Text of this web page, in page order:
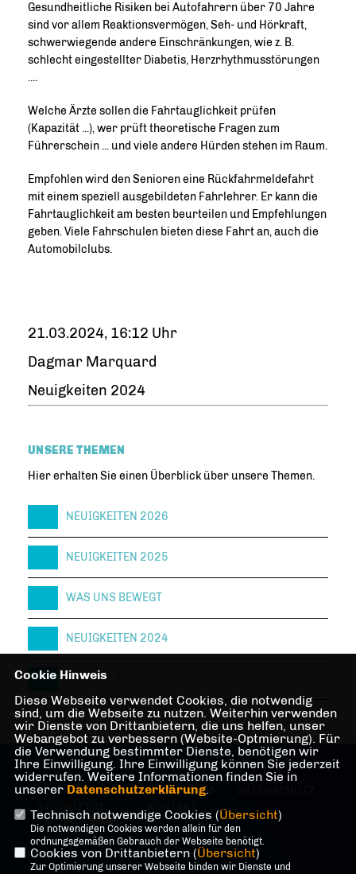
Gesundheitliche Risiken bei Autofahrern über 70 Jahre
sind vor allem Reaktionsvermögen, Seh- und Hörkraft,
schwerwiegende andere Einschränkungen, wie z. B.
schlecht eingestellter Diabetis, Herzrhythmusstörungen
....
Welche Ärzte sollen die Fahrtauglichkeit prüfen
(Kapazität ...), wer prüft theoretische Fragen zum
Führerschein ... und viele andere Hürden stehen im Raum.
Empfohlen wird den Senioren eine Rückfahrmeldefahrt
mit einem speziell ausgebildeten Fahrlehrer. Er kann die
Fahrtauglichkeit am besten beurteilen und Empfehlungen
geben. Viele Fahrschulen bieten diese Fahrt an, auch die
Automobilclubs.
21.03.2024, 16:12 Uhr
Dagmar Marquard
Neuigkeiten 2024
UNSERE THEMEN
Hier erhalten Sie einen Überblick über unsere Themen.
NEUIGKEITEN 2026
NEUIGKEITEN 2025
WAS UNS BEWEGT
NEUIGKEITEN 2024
FORUM "JUGEND, FAMILIE UND SENIOREN"
IMPRESSUM
Cookie Hinweis
Diese Webseite verwendet Cookies, die notwendig
sind, um die Webseite zu nutzen. Weiterhin verwenden
wir Dienste von Drittanbietern, die uns helfen, unser
Webangebot zu verbessern (Website-Optmierung). Für
die Verwendung bestimmter Dienste, benötigen wir
Ihre Einwilligung. Ihre Einwilligung können Sie jederzeit
widerrufen. Weitere Informationen finden Sie in
unserer Datenschutzerklärung.
Technisch notwendige Cookies (Übersicht)
Die notwendigen Cookies werden allein für den
ordnungsgemäßen Gebrauch der Webseite benötigt.
Cookies von Drittanbietern (Übersicht)
Zur Optimierung unserer Webseite binden wir Dienste und